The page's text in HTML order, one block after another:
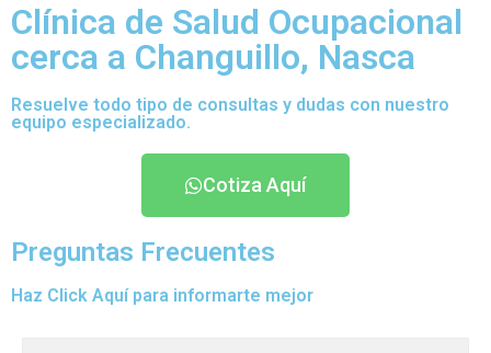
Clínica de Salud Ocupacional
cerca a Changuillo, Nasca
Resuelve todo tipo de consultas y dudas con nuestro
equipo especializado.
Cotiza Aquí
Preguntas Frecuentes
Haz Click Aquí para informarte mejor